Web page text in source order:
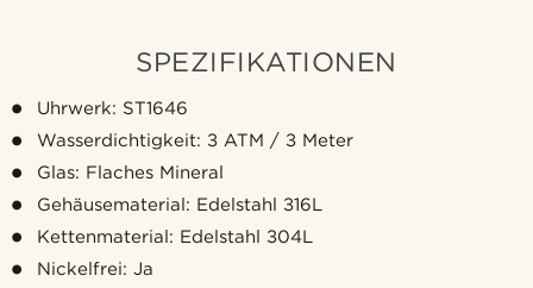
SPEZIFIKATIONEN
Uhrwerk: ST1646
Wasserdichtigkeit: 3 ATM / 3 Meter
Glas: Flaches Mineral
Gehäusematerial: Edelstahl 316L
Kettenmaterial: Edelstahl 304L
Nickelfrei: Ja